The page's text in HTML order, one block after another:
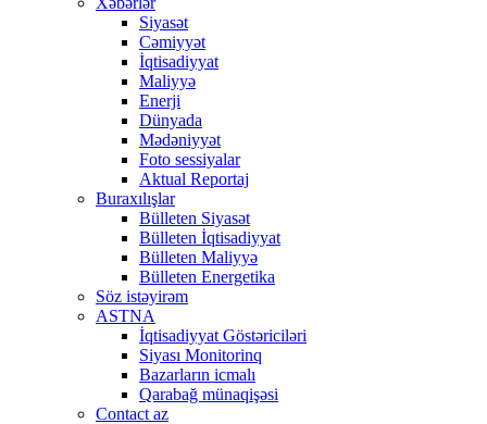
Siyasət
Cəmiyyət
İqtisadiyyat
Maliyyə
Enerji
Dünyada
Mədəniyyət
Foto sessiyalar
Aktual Reportaj
Buraxılışlar
Bülleten Siyasət
Bülleten İqtisadiyyat
Bülleten Maliyyə
Bülleten Energetika
Söz istəyirəm
ASTNA
İqtisadiyyat Göstəriciləri
Siyası Monitorinq
Bazarların icmalı
Qarabağ münaqişəsi
Contact az